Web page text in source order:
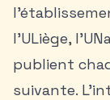
l’ULiège,
publient
suivante.